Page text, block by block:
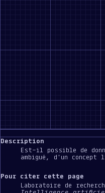
Description
Est-il possible de
ambiguë, d'un
Pour citer cette page
Laboratoire de